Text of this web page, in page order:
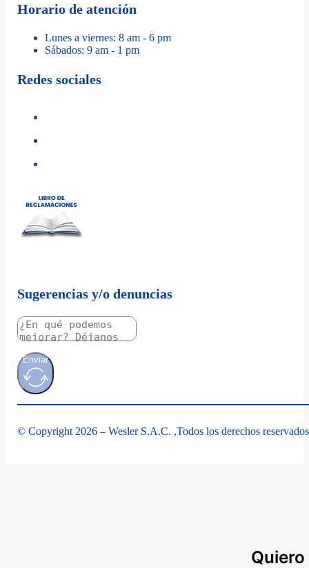
Horario de atención
Lunes a viernes: 8 am - 6 pm
Sábados: 9 am - 1 pm
Redes sociales
Sugerencias y/o denuncias
Enviar
© Copyright 2026 – Wesler S.A.C. ,Todos los derechos